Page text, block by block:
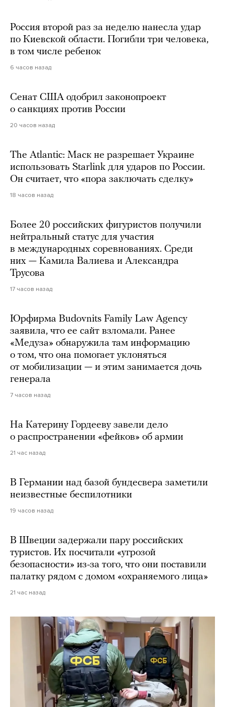
Россия второй раз за неделю нанесла удар
по Киевской области. Погибли три человека,
в том числе ребенок
6 часов назад
Сенат США одобрил законопроект
о санкциях против России
20 часов назад
The Atlantic: Маск не разрешает Украине
использовать Starlink для ударов по России.
Он считает, что «пора заключать сделку»
18 часов назад
Более 20 российских фигуристов получили
нейтральный статус для участия
в международных соревнованиях. Среди
них — Камила Валиева и Александра
Трусова
17 часов назад
Юрфирма Budovnits Family Law Agency
заявила, что ее сайт взломали. Ранее
«Медуза» обнаружила там информацию
о том, что она помогает уклоняться
от мобилизации — и этим занимается дочь
генерала
7 часов назад
На Катерину Гордееву завели дело
о распространении «фейков» об армии
21 час назад
В Германии над базой бундесвера заметили
неизвестные беспилотники
19 часов назад
В Швеции задержали пару российских
туристов. Их посчитали «угрозой
безопасности» из-за того, что они поставили
палатку рядом с домом «охраняемого лица»
21 час назад